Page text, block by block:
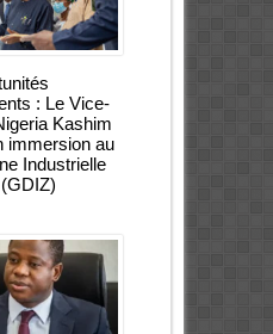
: Le Vice-
Kashim
immersion au
Industrielle